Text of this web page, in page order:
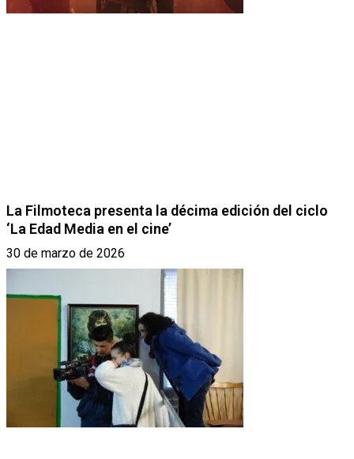
La Filmoteca presenta la décima edición del ciclo
‘La Edad Media en el cine’
30 de marzo de 2026